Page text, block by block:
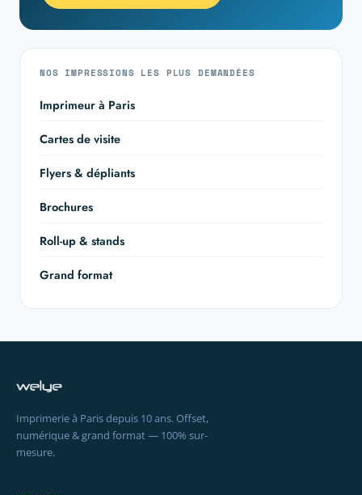
NOS IMPRESSIONS LES PLUS DEMANDÉES
Imprimeur à Paris
Cartes de visite
Flyers & dépliants
Brochures
Roll-up & stands
Grand format
Imprimerie à Paris depuis 10 ans. Offset,
numérique & grand format — 100% sur-
mesure.